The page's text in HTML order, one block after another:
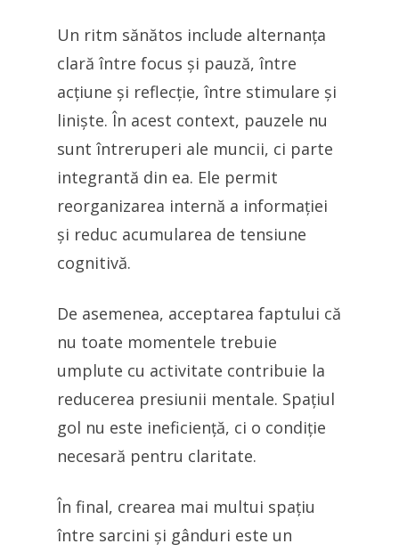
Un ritm sănătos include alternanța
clară între focus și pauză, între
acțiune și reflecție, între stimulare și
liniște. În acest context, pauzele nu
sunt întreruperi ale muncii, ci parte
integrantă din ea. Ele permit
reorganizarea internă a informației
și reduc acumularea de tensiune
cognitivă.
De asemenea, acceptarea faptului că
nu toate momentele trebuie
umplute cu activitate contribuie la
reducerea presiunii mentale. Spațiul
gol nu este ineficiență, ci o condiție
necesară pentru claritate.
În final, crearea mai multui spațiu
între sarcini și gânduri este un